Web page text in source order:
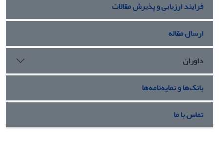
فرایند ارزیابی و پذیرش مقالات
ارسال مقاله
داوران
بانک‌ها و نمایه‌نامه‌ها
تماس با ما